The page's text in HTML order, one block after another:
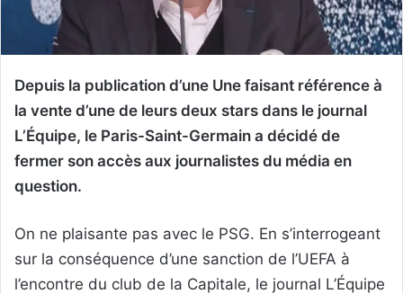
Depuis la publication d’une Une faisant référence à
la vente d’une de leurs deux stars dans le journal
L’Équipe, le Paris-Saint-Germain a décidé de
fermer son accès aux journalistes du média en
question.
On ne plaisante pas avec le PSG. En s’interrogeant
sur la conséquence d’une sanction de l’UEFA à
l’encontre du club de la Capitale, le journal L’Équipe